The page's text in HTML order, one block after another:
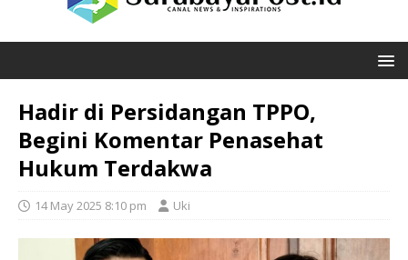
Hadir di Persidangan TPPO,
Begini Komentar Penasehat
Hukum Terdakwa
14 May 2025 8:10 pm Uki